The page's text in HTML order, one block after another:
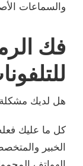
والسماعات
فك
هل لديك
كل ما عليك
الخبير